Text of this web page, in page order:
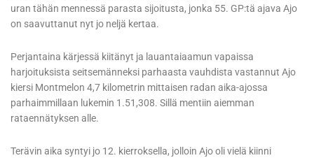
uran tähän mennessä parasta sijoitusta, jonka 55. GP:tä ajava Ajo
on saavuttanut nyt jo neljä kertaa.
Perjantaina kärjessä kiitänyt ja lauantaiaamun vapaissa
harjoituksista seitsemänneksi parhaasta vauhdista vastannut Ajo
kiersi Montmelon 4,7 kilometrin mittaisen radan aika-ajossa
parhaimmillaan lukemin 1.51,308. Sillä mentiin aiemman
rataennätyksen alle.
Terävin aika syntyi jo 12. kierroksella, jolloin Ajo oli vielä kiinni